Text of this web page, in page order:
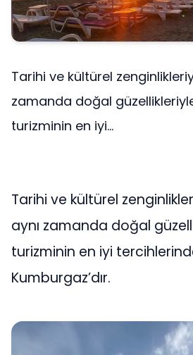
Tarihi ve kültürel
zamanda doğal
turizminin en iyi...
Tarihi ve kültürel
aynı zamanda doğal
turizminin en iyi
Kumburgaz’dır.